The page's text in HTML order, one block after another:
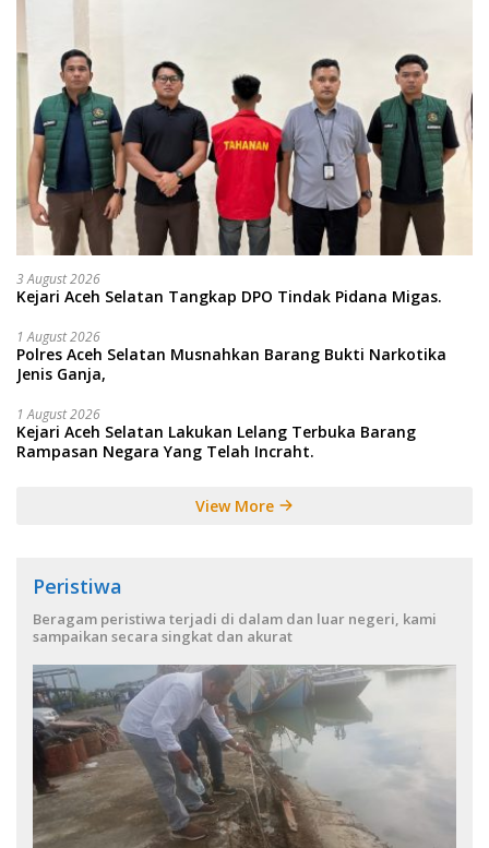
3 August 2026
Kejari Aceh Selatan Tangkap DPO Tindak Pidana Migas.
1 August 2026
Polres Aceh Selatan Musnahkan Barang Bukti Narkotika
Jenis Ganja,
1 August 2026
Kejari Aceh Selatan Lakukan Lelang Terbuka Barang
Rampasan Negara Yang Telah Incraht.
View More
Peristiwa
Beragam peristiwa terjadi di dalam dan luar negeri, kami
sampaikan secara singkat dan akurat